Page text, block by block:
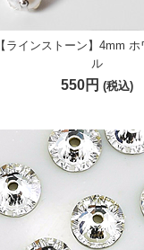
【ラインストーン】4mm
ル
550円 (税込)